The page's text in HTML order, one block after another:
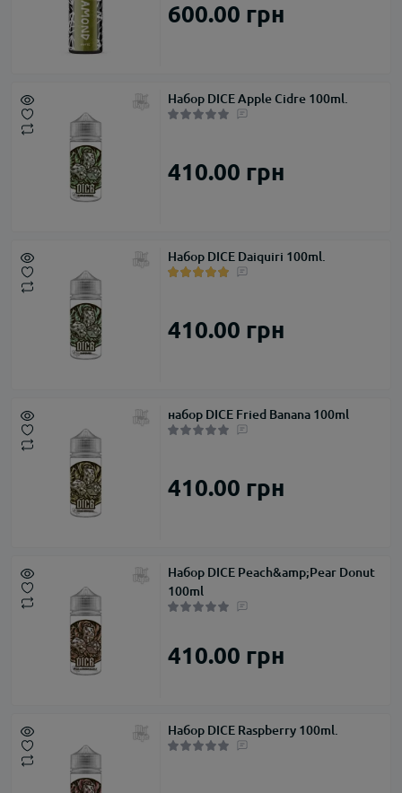
600.00 грн
Набор DICE Apple Cidre 100ml.
410.00 грн
Набор DICE Daiquiri 100ml.
410.00 грн
набор DICE Fried Banana 100ml
410.00 грн
Набор DICE Peach&amp;Pear Donut
100ml
410.00 грн
Набор DICE Raspberry 100ml.